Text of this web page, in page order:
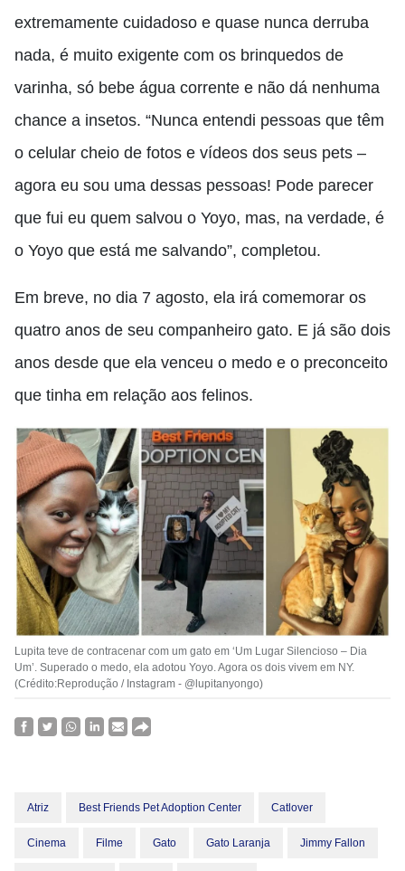
extremamente cuidadoso e quase nunca derruba
nada, é muito exigente com os brinquedos de
varinha, só bebe água corrente e não dá nenhuma
chance a insetos. “Nunca entendi pessoas que têm
o celular cheio de fotos e vídeos dos seus pets –
agora eu sou uma dessas pessoas! Pode parecer
que fui eu quem salvou o Yoyo, mas, na verdade, é
o Yoyo que está me salvando”, completou.
Em breve, no dia 7 agosto, ela irá comemorar os
quatro anos de seu companheiro gato. E já são dois
anos desde que ela venceu o medo e o preconceito
que tinha em relação aos felinos.
Lupita teve de contracenar com um gato em ‘Um Lugar Silencioso – Dia
Um’. Superado o medo, ela adotou Yoyo. Agora os dois vivem em NY.
(Crédito:Reprodução / Instagram - @lupitanyongo)
Atriz Best Friends Pet Adoption Center Catlover
Cinema Filme Gato Gato Laranja Jimmy Fallon